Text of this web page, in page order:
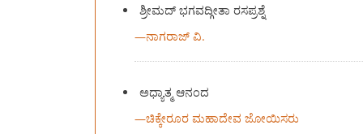
ಶ್ರೀಮದ್‍ ಭಗವದ್ಗೀತಾ ರಸಪ್ರಶ್ನೆ
—ನಾಗರಾಜ್‍ ವಿ.
ಅಧ್ಯಾತ್ಮ ಆನಂದ
—ಚಿಕ್ಕೇರೂರ ಮಹಾದೇವ ಜೋಯಿಸರು